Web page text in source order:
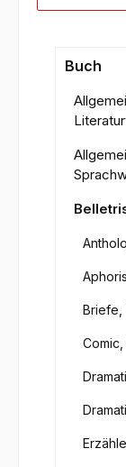
Buch
Briefe,